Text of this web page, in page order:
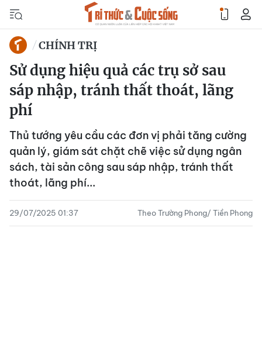
CHÍNH TRỊ
Sử dụng hiệu quả các trụ sở sau
sáp nhập, tránh thất thoát, lãng
phí
Thủ tướng yêu cầu các đơn vị phải tăng cường
quản lý, giám sát chặt chẽ việc sử dụng ngân
sách, tài sản công sau sáp nhập, tránh thất
thoát, lãng phí...
29/07/2025 01:37 Theo Trường Phong/ Tiền Phong